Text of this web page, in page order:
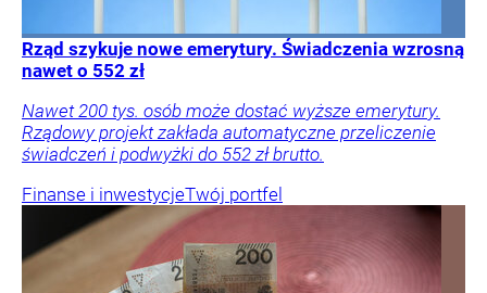
Rząd szykuje nowe emerytury. Świadczenia wzrosną
nawet o 552 zł
Nawet 200 tys. osób może dostać wyższe emerytury.
Rządowy projekt zakłada automatyczne przeliczenie
świadczeń i podwyżki do 552 zł brutto.
Finanse i inwestycjeTwój portfel